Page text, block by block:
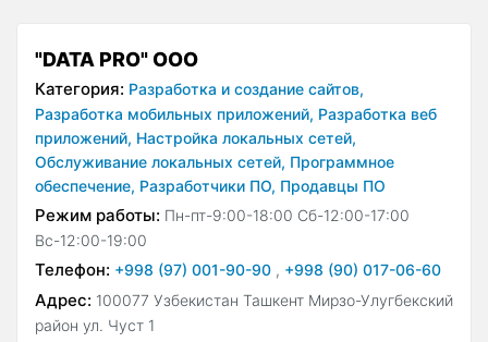
"DATA PRO" OOO
Категория: Разработка и создание сайтов,
Разработка мобильных приложений, Разработка веб
приложений, Настройка локальных сетей,
Обслуживание локальных сетей, Программное
обеспечение, Разработчики ПО, Продавцы ПО
Режим работы: Пн-пт-9:00-18:00 Сб-12:00-17:00
Вс-12:00-19:00
Телефон: +998 (97) 001-90-90 , +998 (90) 017-06-60
Адрес: 100077 Узбекистан Ташкент Мирзо-Улугбекский
район ул. Чуст 1